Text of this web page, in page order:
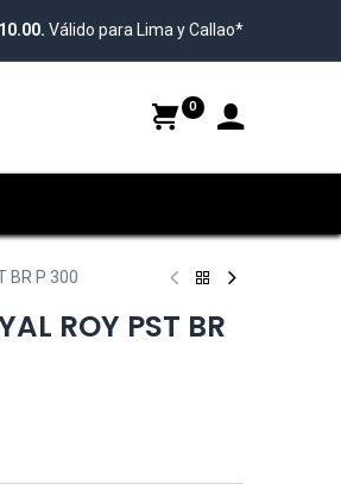
Válido para Lima y Callao*
0
BR P 300
ROY PST BR